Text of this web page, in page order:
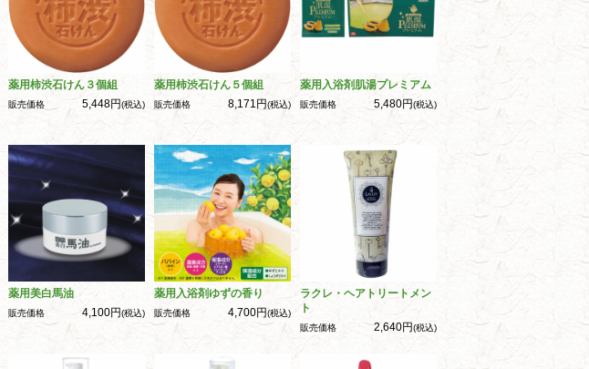
薬用柿渋石けん３個組
販売価格 5,448円(税込)
薬用柿渋石けん５個組
販売価格 8,171円(税込)
薬用入浴剤肌湯プレミアム
販売価格 5,480円(税込)
薬用美白馬油
販売価格 4,100円(税込)
薬用入浴剤ゆずの香り
販売価格 4,700円(税込)
ラクレ・ヘアトリートメン
ト
販売価格 2,640円(税込)